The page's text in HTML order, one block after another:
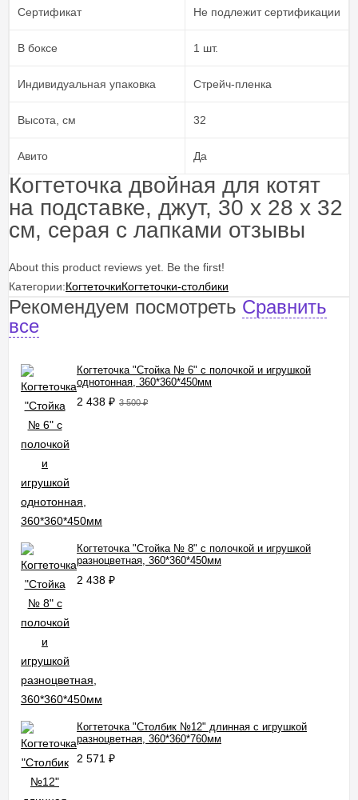
Сертификат Не подлежит сертификации
В боксе 1 шт.
Индивидуальная упаковка Стрейч-пленка
Высота, см 32
Авито Да
Когтеточка двойная для котят
на подставке, джут, 30 х 28 х 32
см, серая с лапками отзывы
About this product reviews yet. Be the first!
Категории:КогтеточкиКогтеточки-столбики
Рекомендуем посмотреть Сравнить
все
Когтеточка "Стойка № 6" с полочкой и игрушкой
однотонная, 360*360*450мм
2 438 ₽ 3 500₽
Когтеточка "Стойка № 8" с полочкой и игрушкой
разноцветная, 360*360*450мм
2 438 ₽
Когтеточка "Cтолбик №12" длинная с игрушкой
разноцветная, 360*360*760мм
2 571 ₽